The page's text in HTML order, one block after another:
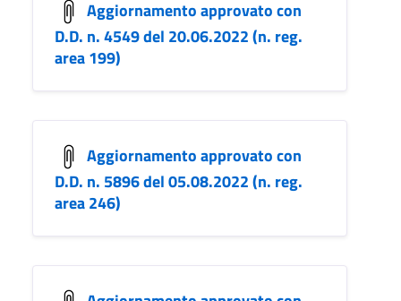
Aggiornamento approvato con
D.D. n. 4549 del 20.06.2022 (n. reg.
area 199)
Aggiornamento approvato con
D.D. n. 5896 del 05.08.2022 (n. reg.
area 246)